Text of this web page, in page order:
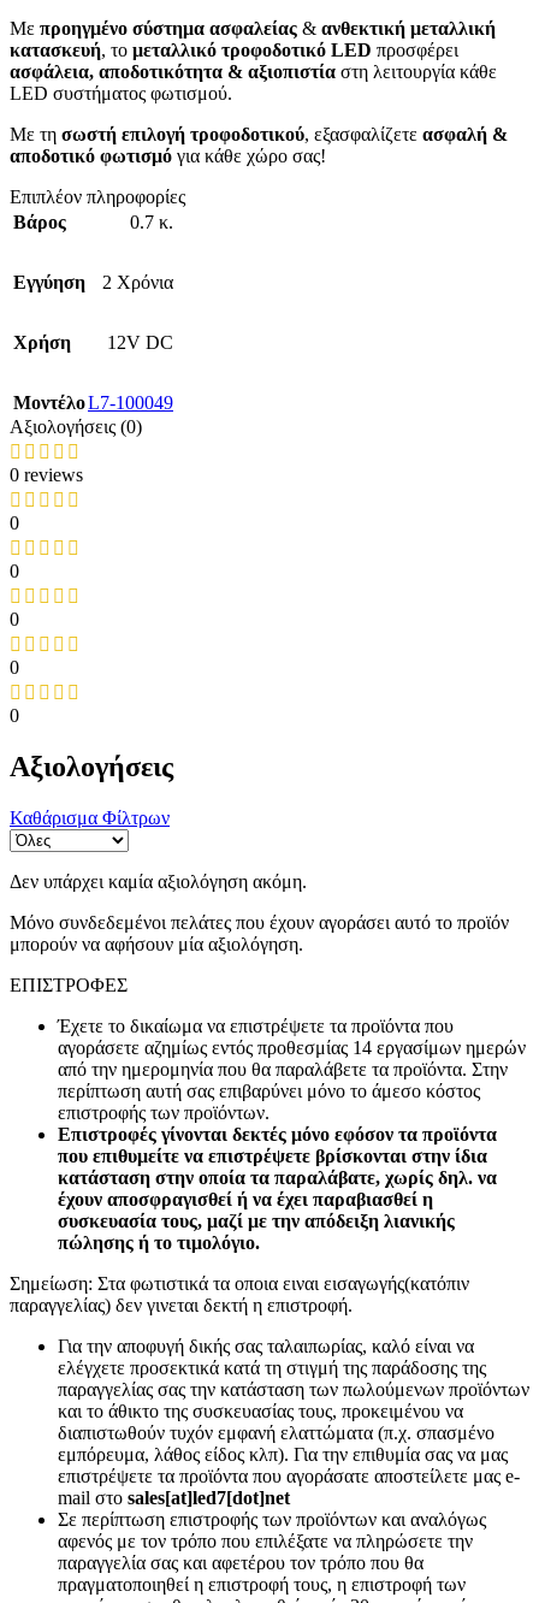
Με προηγμένο σύστημα ασφαλείας & ανθεκτική μεταλλική
κατασκευή, το μεταλλικό τροφοδοτικό LED προσφέρει
ασφάλεια, αποδοτικότητα & αξιοπιστία στη λειτουργία κάθε
LED συστήματος φωτισμού.
Με τη σωστή επιλογή τροφοδοτικού, εξασφαλίζετε ασφαλή &
αποδοτικό φωτισμό για κάθε χώρο σας!
Επιπλέον πληροφορίες
Βάρος
0.7 κ.
Εγγύηση 2 Χρόνια
Χρήση 12V DC
MοντέλοL7-100049
Αξιολογήσεις (0)
0 reviews
0
0
0
0
0
Αξιολογήσεις
Καθάρισμα Φίλτρων
Δεν υπάρχει καμία αξιολόγηση ακόμη.
Μόνο συνδεδεμένοι πελάτες που έχουν αγοράσει αυτό το προϊόν
μπορούν να αφήσουν μία αξιολόγηση.
ΕΠΙΣΤΡΟΦΕΣ
Έχετε το δικαίωμα να επιστρέψετε τα προϊόντα που
αγοράσετε αζημίως εντός προθεσμίας 14 εργασίμων ημερών
από την ημερομηνία που θα παραλάβετε τα προϊόντα. Στην
περίπτωση αυτή σας επιβαρύνει μόνο το άμεσο κόστος
επιστροφής των προϊόντων.
Επιστροφές γίνονται δεκτές μόνο εφόσον τα προϊόντα
που επιθυμείτε να επιστρέψετε βρίσκονται στην ίδια
κατάσταση στην οποία τα παραλάβατε, χωρίς δηλ. να
έχουν αποσφραγισθεί ή να έχει παραβιασθεί η
συσκευασία τους, μαζί με την απόδειξη λιανικής
πώλησης ή το τιμολόγιο.
Σημείωση: Στα φωτιστικά τα οποια ειναι εισαγωγής(κατόπιν
παραγγελίας) δεν γινεται δεκτή η επιστροφή.
Για την αποφυγή δικής σας ταλαιπωρίας, καλό είναι να
ελέγχετε προσεκτικά κατά τη στιγμή της παράδοσης της
παραγγελίας σας την κατάσταση των πωλούμενων προϊόντων
και το άθικτο της συσκευασίας τους, προκειμένου να
διαπιστωθούν τυχόν εμφανή ελαττώματα (π.χ. σπασμένο
εμπόρευμα, λάθος είδος κλπ). Για την επιθυμία σας να μας
επιστρέψετε τα προϊόντα που αγοράσατε αποστείλετε μας e-
mail στο sales[at]led7[dot]net
Σε περίπτωση επιστροφής των προϊόντων και αναλόγως
αφενός με τον τρόπο που επιλέξατε να πληρώσετε την
παραγγελία σας και αφετέρου τον τρόπο που θα
πραγματοποιηθεί η επιστροφή τους, η επιστροφή των